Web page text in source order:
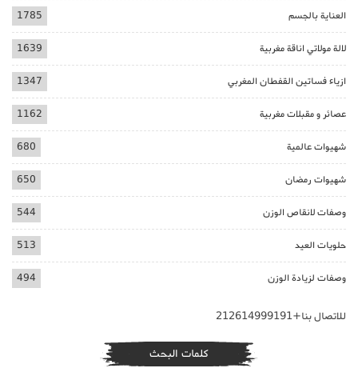
العناية بالجسم 1785
لالة مولاتي اناقة مغربية 1639
ازياء فساتين القفطان المغربي 1347
عصائر و مقبلات مغربية 1162
شهيوات عالمية 680
شهيوات رمضان 650
وصفات لانقاص الوزن 544
حلويات العيد 513
وصفات لزيادة الوزن 494
للاتصال بنا+212614999191
كلمات البحث